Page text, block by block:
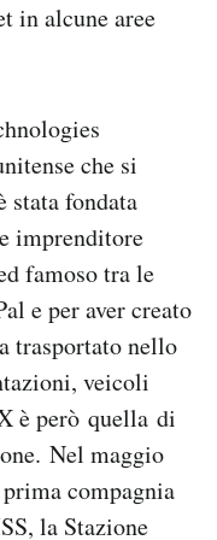
in alcune aree
che si
stata fondata
imprenditore
famoso tra le
e per aver creato
trasportato nello
veicoli
è però quella di
Nel maggio
compagnia
la Stazione